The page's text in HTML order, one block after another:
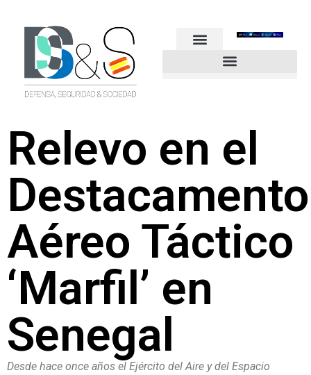
Relevo en el
Destacamento
Aéreo Táctico
‘Marfil’ en
Senegal
Desde hace once años el Ejército del Aire y del Espacio